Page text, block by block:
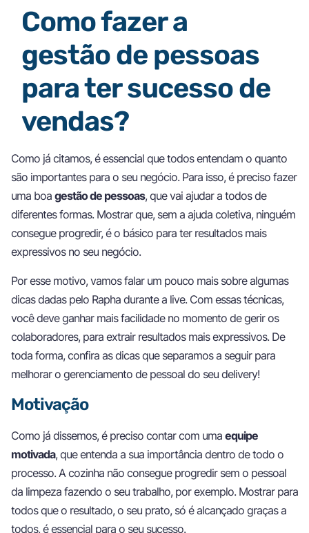
Como fazer a
gestão de pessoas
para ter sucesso de
vendas?
Como já citamos, é essencial que todos entendam o quanto
são importantes para o seu negócio. Para isso, é preciso fazer
uma boa gestão de pessoas, que vai ajudar a todos de
diferentes formas. Mostrar que, sem a ajuda coletiva, ninguém
consegue progredir, é o básico para ter resultados mais
expressivos no seu negócio.
Por esse motivo, vamos falar um pouco mais sobre algumas
dicas dadas pelo Rapha durante a live. Com essas técnicas,
você deve ganhar mais facilidade no momento de gerir os
colaboradores, para extrair resultados mais expressivos. De
toda forma, confira as dicas que separamos a seguir para
melhorar o gerenciamento de pessoal do seu delivery!
Motivação
Como já dissemos, é preciso contar com uma equipe
motivada, que entenda a sua importância dentro de todo o
processo. A cozinha não consegue progredir sem o pessoal
da limpeza fazendo o seu trabalho, por exemplo. Mostrar para
todos que o resultado, o seu prato, só é alcançado graças a
todos, é essencial para o seu sucesso.